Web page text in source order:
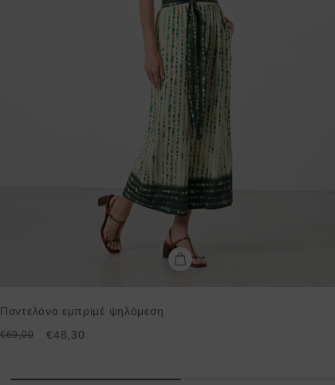
Παντελόνα εμπριμέ ψηλόμεση
€69,00 €48,30